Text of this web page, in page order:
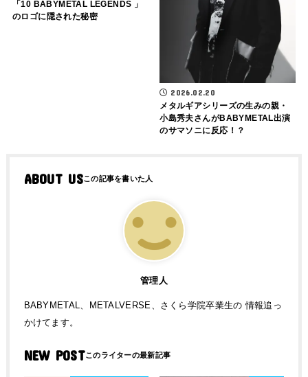
「10 BABYMETAL LEGENDS 」
のロゴに隠された秘密
2026.02.20
メタルギアシリーズの生みの親・
小島秀夫さんがBABYMETAL出演
のサマソニに反応！？
ABOUT US
管理人
BABYMETAL、METALVERSE、さくら学院卒業生の 情報追っ
かけてます。
NEW POST